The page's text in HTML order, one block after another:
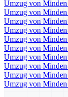
Umzug von
Umzug von Minden
Umzug von
Umzug von
Umzug von
Umzug von Minden
Umzug von Minden
Umzug von
Umzug von
Umzug von Minden